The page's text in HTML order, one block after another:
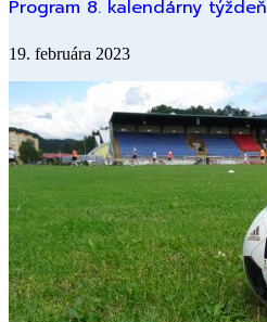
Program 8. kalendárny týždeň
19. februára 2023